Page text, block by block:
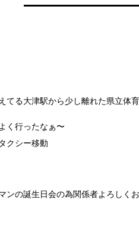
てる大津駅から少し離れた県立
く行ったなぁ〜
クシー移動
ンの誕生日会の為関係者よろし